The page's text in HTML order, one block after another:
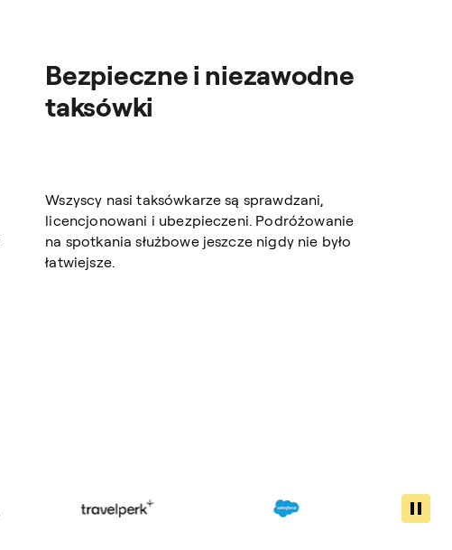
Bezpieczne i niezawodne
taksówki
Wszyscy nasi taksówkarze są sprawdzani,
licencjonowani i ubezpieczeni. Podróżowanie
na spotkania służbowe jeszcze nigdy nie było
łatwiejsze.